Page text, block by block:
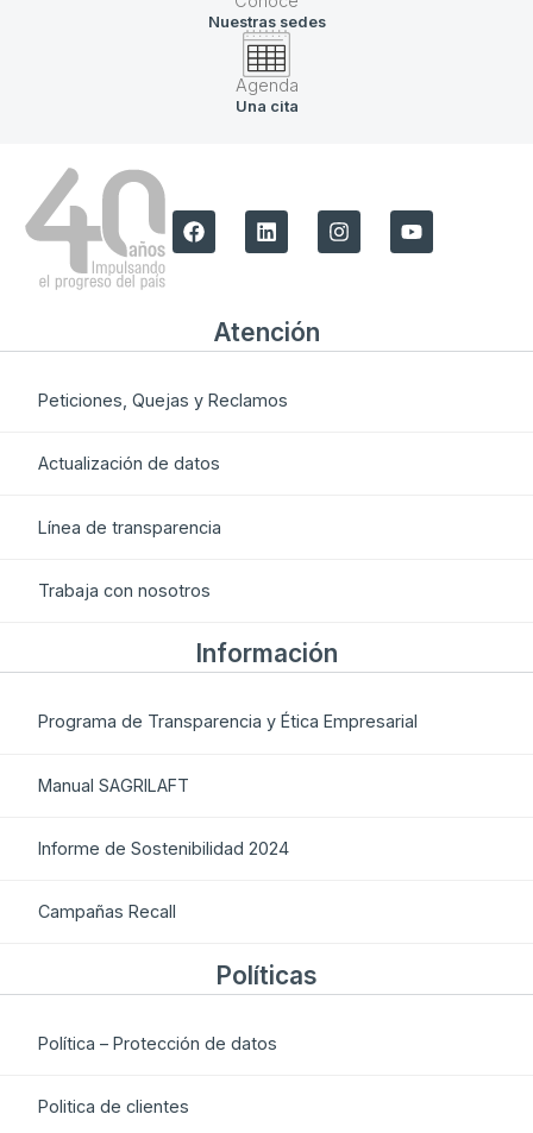
Nuestras sedes
Agenda
Una cita
Atención
Peticiones, Quejas y Reclamos
Actualización de datos
Línea de transparencia
Trabaja con nosotros
Información
Programa de Transparencia y Ética Empresarial
Manual SAGRILAFT
Informe de Sostenibilidad 2024
Campañas Recall
Políticas
Política – Protección de datos
Politica de clientes